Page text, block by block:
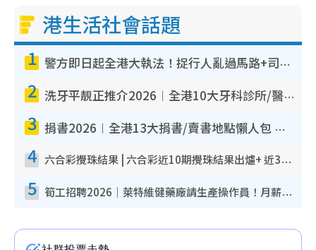
港生活社會話題
1 警方即日起全港大執法！捉行人亂過馬路+司機不專注駕駛！亂過馬路罰$2000
2 洗牙平靚正推介2026︱全港10大牙科診所/醫院懶人包 夜診至8點/鎮靜潔牙/醫療券適用
3 捐書2026︱全港13大捐書/賣書地點懶人包 二手課本最高$150＋舊書換免費咖啡/戲票
4 六合彩攪珠結果 | 六合彩近10期攪珠結果出爐+ 近30期最旺熱門中獎號碼
5 筍工招聘2026｜萊特維健藥廠請生產操作員！月薪高達$1.7萬 冷氣廠房/五天工作/保證雙糧